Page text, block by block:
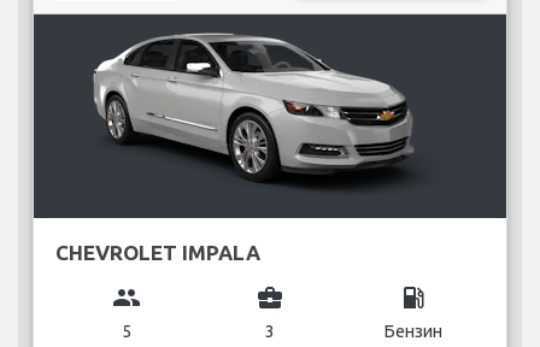
CHEVROLET IMPALA
group
5
business_center
3
local_gas_station
Бензин